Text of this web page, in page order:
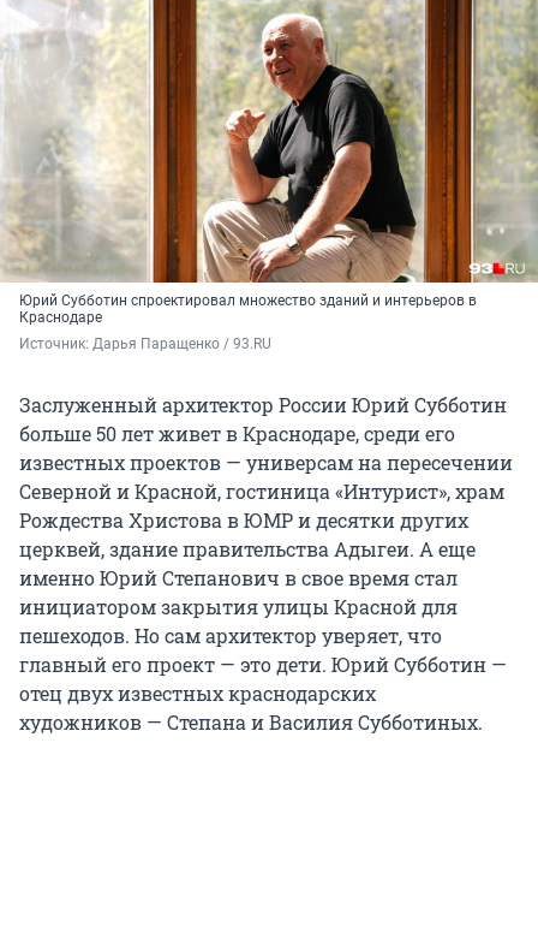
Юрий Субботин спроектировал множество зданий и интерьеров в
Краснодаре
Источник: Дарья Паращенко / 93.RU
Заслуженный архитектор России Юрий Субботин
больше 50 лет живет в Краснодаре, среди его
известных проектов — универсам на пересечении
Северной и Красной, гостиница «Интурист», храм
Рождества Христова в ЮМР и десятки других
церквей, здание правительства Адыгеи. А еще
именно Юрий Степанович в свое время стал
инициатором закрытия улицы Красной для
пешеходов. Но сам архитектор уверяет, что
главный его проект — это дети. Юрий Субботин —
отец двух известных краснодарских
художников — Степана и Василия Субботиных.